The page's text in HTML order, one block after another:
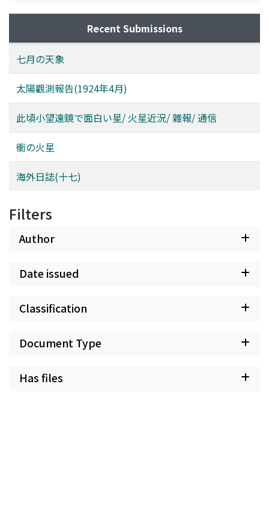
Recent Submissions
七月の天象
太陽觀測報告(1924年4月)
此頃小望遠鏡で面白い星/ 火星近況/ 雜報/ 通信
衝の火星
海外日誌(十七)
Filters
Author
Date issued
Classification
Document Type
Has files